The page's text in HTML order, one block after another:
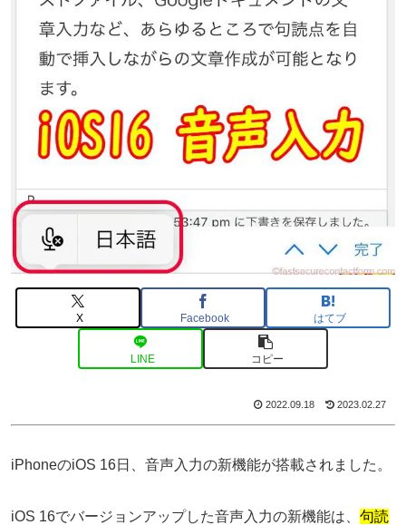
X Facebook はてブ
LINE コピー
2022.09.18 2023.02.27
iPhoneのiOS 16日、音声入力の新機能が搭載されました。
iOS 16でバージョンアップした音声入力の新機能は、 句読